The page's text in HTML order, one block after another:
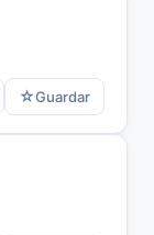
☆Guardar